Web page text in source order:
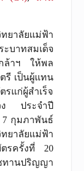
ยาลัยแม่ฟ้า
ทสมเด็จ
ล้าฯ ให้พล
รี เป็นผู้แทน
แก่ผู้สำเร็จ
ง ประจำปี
7 กุมภาพันธ์
ยาลัยแม่ฟ้า
รครั้งที่ 20
ทานปริญญา